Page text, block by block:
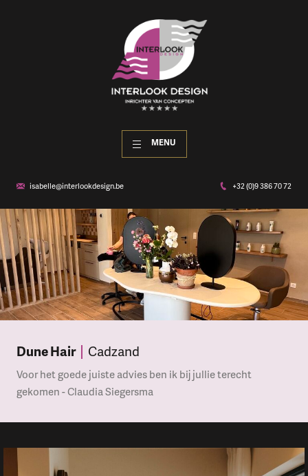
MENU
isabelle@interlookdesign.be +32 (0)9 386 70 72
Dune Hair Cadzand
Voor het goede juiste advies ben ik bij jullie terecht
gekomen - Claudia Siegersma